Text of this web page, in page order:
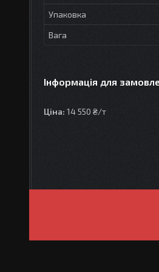
Упаковка
Вага
Інформація для
Ціна: 14 550 ₴/т